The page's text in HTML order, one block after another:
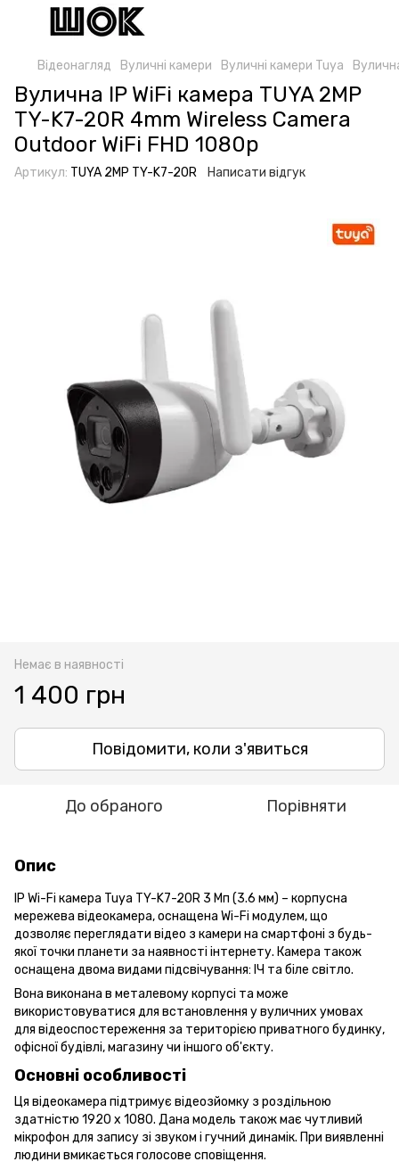
Відеонагляд Вуличні камери Вуличні камери Tuya
Вулична IP WiFi камера TUYA 2MP
TY-K7-20R 4mm Wireless Camera
Outdoor WiFi FHD 1080p
Артикул: TUYA 2MP TY-K7-20R Написати відгук
Немає в наявності
1 400 грн
Повідомити, коли з'явиться
До обраного Порівняти
Опис
IP Wi-Fi камера Tuya TY-K7-20R 3 Мп (3.6 мм) – корпусна
мережева відеокамера, оснащена Wi-Fi модулем, що
дозволяє переглядати відео з камери на смартфоні з будь-
якої точки планети за наявності інтернету. Камера також
оснащена двома видами підсвічування: ІЧ та біле світло.
Вона виконана в металевому корпусі та може
використовуватися для встановлення у вуличних умовах
для відеоспостереження за територією приватного будинку,
офісної будівлі, магазину чи іншого об'єкту.
Основні особливості
Ця відеокамера підтримує відеозйомку з роздільною
здатністю 1920 x 1080. Дана модель також має чутливий
мікрофон для запису зі звуком і гучний динамік. При виявленні
людини вмикається голосове сповіщення.